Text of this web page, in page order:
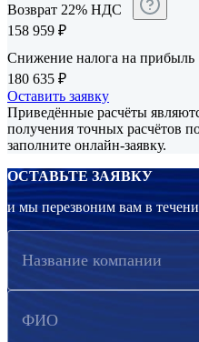
Возврат 22% НДС
158 959 ₽
Снижение налога на прибыль
180 635 ₽
Оставить заявку
Приведённые расчёты
получения точных расчётов
заполните онлайн-заявку.
ОСТАВЬТЕ ЗАЯВКУ
и мы перезвоним вам в
Название компании
ФИО